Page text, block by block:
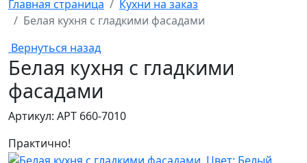
Главная страница
Кухни на заказ
Белая кухня с гладкими фасадами
Вернуться назад
Белая кухня с гладкими
фасадами
Артикул: АРТ 660-7010
Практично!